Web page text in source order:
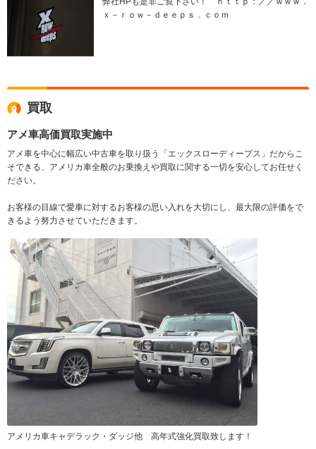
ｘ－ｒｏｗ－ｄｅｅｐｓ．ｃｏｍ
買取
アメ車高価買取実施中
アメ車を中心に幅広い中古車を取り扱う「エックスローディープス」だからこ
そできる、アメリカ車全般のお乗換えや買取に関する一切を安心してお任せく
ださい。
お客様の目線で愛車に対するお客様の思い入れを大切にし、最大限の評価をで
きるよう努力させていただきます。
アメリカ車キャデラック・ダッジ他 高年式強化買取致します！